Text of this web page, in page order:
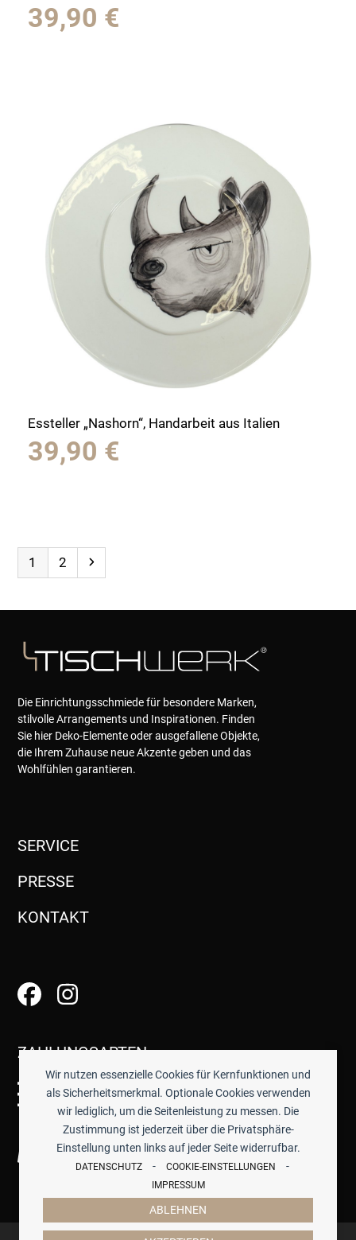
Wir nutzen essenzielle Cookies für Kernfunktionen und
als Sicherheitsmerkmal. Optionale Cookies verwenden
wir lediglich, um die Seitenleistung zu messen. Die
Zustimmung ist jederzeit über die Privatsphäre-
Einstellung unten links auf jeder Seite widerrufbar.
DATENSCHUTZ - COOKIE-EINSTELLUNGEN -
IMPRESSUM
ABLEHNEN
39,90 €
Essteller „Nashorn“, Handarbeit aus Italien
39,90 €
Page
1 Page
2 Next
Die Einrichtungsschmiede für besondere Marken,
stilvolle Arrangements und Inspirationen. Finden
Sie hier Deko-Elemente oder ausgefallene Objekte,
die Ihrem Zuhause neue Akzente geben und das
Wohlfühlen garantieren.
SERVICE
PRESSE
KONTAKT
ZAHLUNGSARTEN
© 2026 -TISCHWERK- ALLE PREISE INKL. GESETZTL.